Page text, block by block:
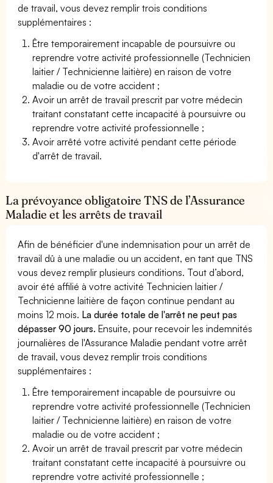
de travail, vous devez remplir trois conditions
supplémentaires :
Être temporairement incapable de poursuivre ou
reprendre votre activité professionnelle (Technicien
laitier / Technicienne laitière) en raison de votre
maladie ou de votre accident ;
Avoir un arrêt de travail prescrit par votre médecin
traitant constatant cette incapacité à poursuivre ou
reprendre votre activité professionnelle ;
Avoir arrêté votre activité pendant cette période
d'arrêt de travail.
La prévoyance obligatoire TNS de l’Assurance
Maladie et les arrêts de travail
Afin de bénéficier d'une indemnisation pour un arrêt de
travail dû à une maladie ou un accident, en tant que TNS
vous devez remplir plusieurs conditions. Tout d’abord,
avoir été affilié à votre activité Technicien laitier /
Technicienne laitière de façon continue pendant au
moins 12 mois. La durée totale de l'arrêt ne peut pas
dépasser 90 jours. Ensuite, pour recevoir les indemnités
journalières de l'Assurance Maladie pendant votre arrêt
de travail, vous devez remplir trois conditions
supplémentaires :
Être temporairement incapable de poursuivre ou
reprendre votre activité professionnelle (Technicien
laitier / Technicienne laitière) en raison de votre
maladie ou de votre accident ;
Avoir un arrêt de travail prescrit par votre médecin
traitant constatant cette incapacité à poursuivre ou
reprendre votre activité professionnelle ;